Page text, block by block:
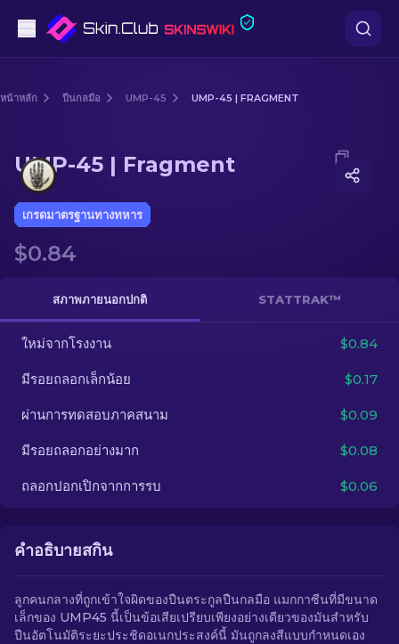
ปืนไรเฟิล
ปืนไรเฟิลซุ่มยิง
มีด
ถุงมือ
กล่อง
อื่น ๆ
หน้าหลัก ปืนกลมือ UMP-45 UMP-45 | FRAGMENT
Media of UMP-45 | Fragment
UMP-45 | Fragment
เกรดมาตรฐานทางทหาร
$0.84
สภาพภายนอกปกติ STATTRAK™
ใหม่จากโรงงาน $0.84
มีรอยถลอกเล็กน้อย $0.17
ผ่านการทดสอบภาคสนาม $0.09
มีรอยถลอกอย่างมาก $0.08
ถลอกปอกเปิกจากการรบ $0.06
คำอธิบายสกิน
ลูกคนกลางที่ถูกเข้าใจผิดของปืนตระกูลปืนกลมือ แมกกาซีนที่มีขนาด
เล็กของ UMP45 นี้เป็นข้อเสียเปรียบเพียงอย่างเดียวของมันสำหรับ
ปืนอัตโนมัติระยะประชิดอเนกประสงค์นี้ มันถูกลงสีแบบกำหนดเอง